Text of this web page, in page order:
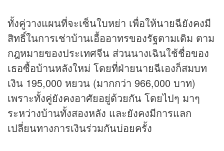
ทั้งคู่วางแผนที่จะเซ็นใบหย่า เพื่อให้นายฉียังคงมี
สิทธิ์ในการเช่าบ้านเอื้ออาทรของรัฐตามเดิม ตาม
กฎหมายของประเทศจีน ส่วนนางเฉินใช้ชื่อของ
เธอซื้อบ้านหลังใหม่ โดยที่ฝ่ายนายฉีเองก็สมบท
เงิน 195,000 หยวน (มากกว่า 966,000 บาท)
เพราะทั้งคู่ยังคงอาศัยอยู่ด้วยกัน โดยไปๆ มาๆ
ระหว่างบ้านทั้งสองหลัง และยังคงมีการแลก
เปลี่ยนทางการเงินร่วมกันบ่อยครั้ง